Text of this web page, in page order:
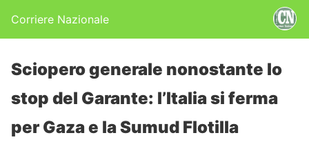
Corriere Nazionale
Sciopero generale nonostante lo
stop del Garante: l’Italia si ferma
per Gaza e la Sumud Flotilla